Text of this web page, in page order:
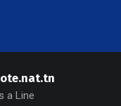
a Line